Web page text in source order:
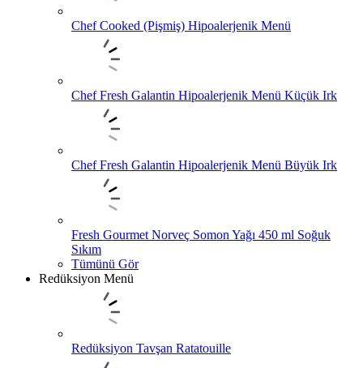
Chef Cooked (Pişmiş) Hipoalerjenik Menü
Chef Fresh Galantin Hipoalerjenik Menü Küçük Irk
Chef Fresh Galantin Hipoalerjenik Menü Büyük Irk
Fresh Gourmet Norveç Somon Yağı 450 ml Soğuk
Sıkım
Tümünü Gör
Redüksiyon Menü
Redüksiyon Tavşan Ratatouille